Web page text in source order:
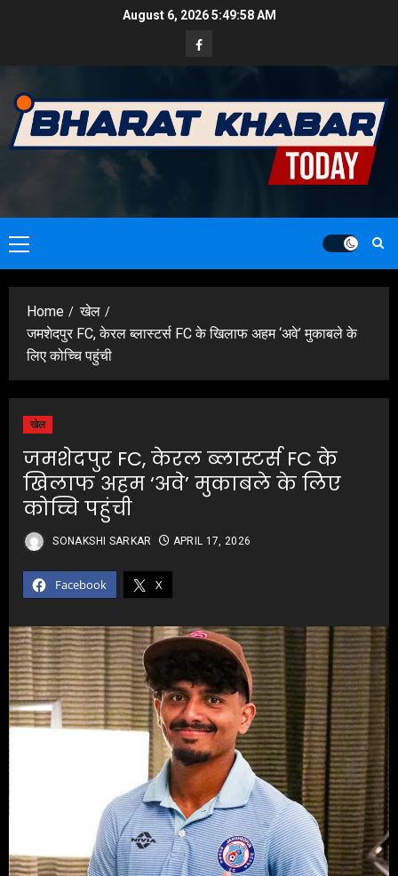
August 6, 20265:50:00 AM
Facebook
Primary
Menu
Home
खेल
जमशेदपुर FC, केरल ब्लास्टर्स FC के खिलाफ अहम ‘अवे’ मुकाबले के
लिए कोच्चि पहुंची
खेल
जमशेदपुर FC, केरल ब्लास्टर्स FC के
खिलाफ अहम ‘अवे’ मुकाबले के लिए
कोच्चि पहुंची
Facebook X
SONAKSHI SARKAR APRIL 17, 2026